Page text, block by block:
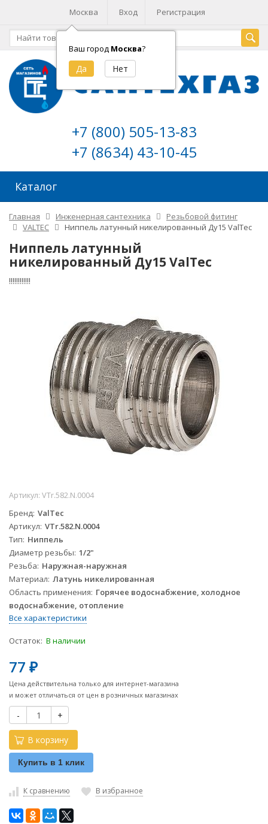
Москва
Ваш город Москва?
Вход Регистрация
+7 (800) 505-13-83
+7 (8634) 43-10-45
Каталог
Главная Инженерная сантехника
Резьбовой фитинг
VALTEC
Ниппель латунный никелированный Ду15 ValTec
Ниппель латунный
никелированный Ду15 ValTec
!!!!!!!!!!!!
Артикул: VTr.582.N.0004
Бренд ValTec
Артикул VTr.582.N.0004
Тип Ниппель
Диаметр резьбы 1/2"
Резьба Наружная-наружная
Материал Латунь никелированная
Область применения Горячее водоснабжение, холодное
водоснабжение, отопление
Все характеристики
Остаток: В наличии
77 ₽
Цена действительна только для интернет-магазина
и может отличаться от цен в розничных магазинах
- +
В корзину
Купить в 1 клик
К сравнению В избранное